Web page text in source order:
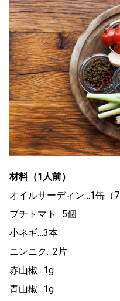
材料（1人前）
オイルサーディン…1缶（
プチトマト…5個
小ネギ…3本
ニンニク…2片
赤山椒…1g
青山椒…1g